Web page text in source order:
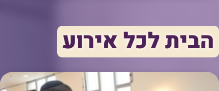
הבית לכל אירוע